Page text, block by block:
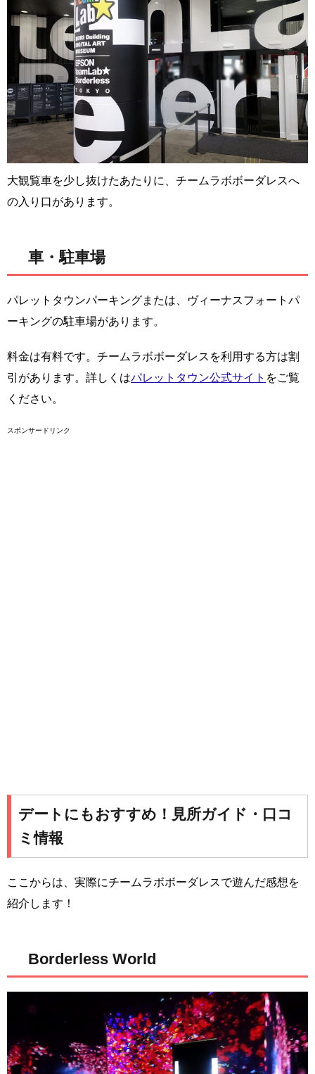
大観覧車を少し抜けたあたりに、チームラボボーダレスへ
の入り口があります。
車・駐車場
パレットタウンパーキングまたは、ヴィーナスフォートパ
ーキングの駐車場があります。
料金は有料です。チームラボボーダレスを利用する方は割
引があります。詳しくはパレットタウン公式サイト をご覧
ください。
スポンサードリンク
デートにもおすすめ！見所ガイド・口コ
ミ情報
ここからは、実際にチームラボボーダレスで遊んだ感想を
紹介します！
Borderless World